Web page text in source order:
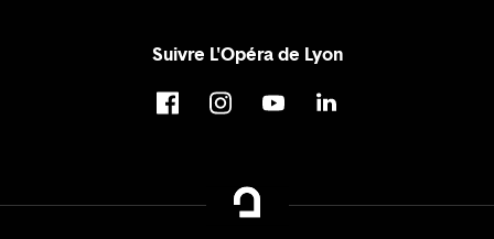
Suivre L'Opéra de Lyon